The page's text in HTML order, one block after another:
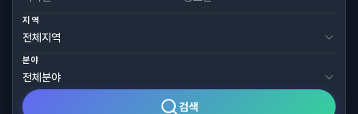
지역
분야
검색